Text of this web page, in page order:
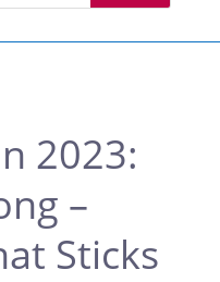
2023:
–
Sticks